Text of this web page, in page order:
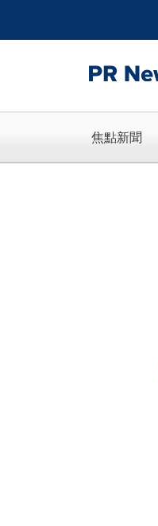
焦點新聞